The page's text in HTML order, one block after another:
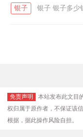
银子 银子 银子多少
免责声明
本站发布此文目
权归属于原作者，不保证该
根据，据此操作风险自担。